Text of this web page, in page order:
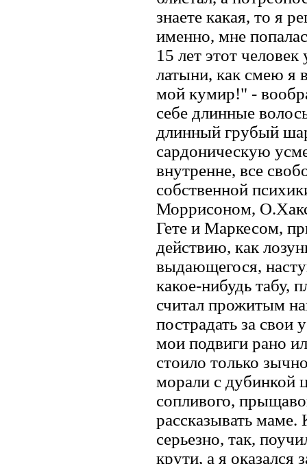
знаете какая, то я
именно, мне
15 лет этот
латыни, как смею я
мой кумир!" -
себе длинные
длинный грубый
сардоническую
внутренне, все
собственной
Моррисоном,
Гете и Маркесом,
действию, как
выдающегося,
какое-нибудь табу,
считал прожитым
пострадать за свои
мои подвиги рано
стоило только
морали с дубинкой
сопливого,
рассказывать
серьезно, так,
крути, а я